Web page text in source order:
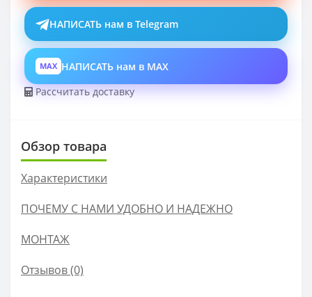
НАПИСАТЬ нам в Telegram
MAX НАПИСАТЬ нам в MAX
Рассчитать доставку
Обзор товара
Характеристики
ПОЧЕМУ С НАМИ УДОБНО И НАДЕЖНО
МОНТАЖ
Отзывов (0)